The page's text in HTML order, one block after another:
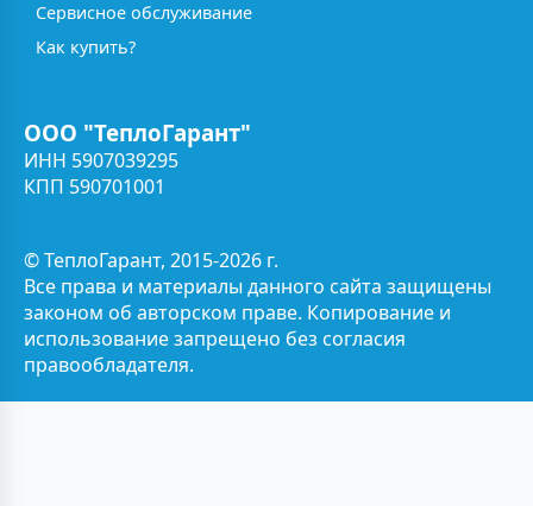
Сервисное обслуживание
Как купить?
ООО "ТеплоГарант"
ИНН 5907039295
КПП 590701001
© ТеплоГарант, 2015-2026 г.
Все права и материалы данного сайта защищены
законом об авторском праве. Копирование и
использование запрещено без согласия
правообладателя.